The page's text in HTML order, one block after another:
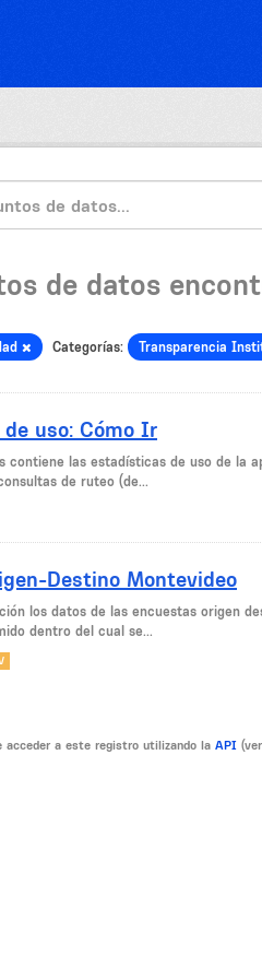
de datos
Categorías: Transparencia
uso: Cómo Ir
contiene las estadísticas de uso de la
de ruteo (de...
Destino Montevideo
los datos de las encuestas origen
dentro del cual se...
acceder a este registro utilizando la API (ver